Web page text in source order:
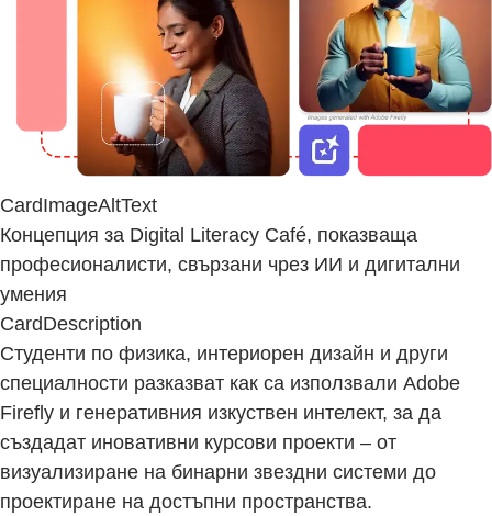
CardImageAltText
Концепция за Digital Literacy Café, показваща
професионалисти, свързани чрез ИИ и дигитални
умения
CardDescription
Студенти по физика, интериорен дизайн и други
специалности разказват как са използвали Adobe
Firefly и генеративния изкуствен интелект, за да
създадат иновативни курсови проекти – от
визуализиране на бинарни звездни системи до
проектиране на достъпни пространства.